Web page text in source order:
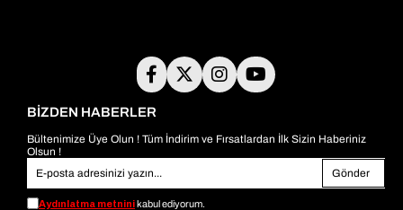
BİZDEN HABERLER
Bültenimize Üye Olun ! Tüm İndirim ve Fırsatlardan İlk Sizin Haberiniz
Olsun !
Gönder
Aydınlatma metninikabul ediyorum.